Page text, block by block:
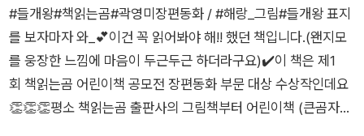
을 일깨워줍니다.작품은 자유와 야생의 매혹적인 배경을 바탕으
로 자유에는 책임이 따르고, 그 길을 선택하는 용기가 필요하다는
교훈을 전달하고 있습니다. 들개의 세계를 통해 삶과 죽음, 우정
과 상실, 꿈과 현실의 경계를 그려내며, 어린 독자뿐만 아니라 어
른 독자에게도 깊은 울림을 선사합니다.달의 여정은 곧 우리 모두
달이 뜨는 날이면 언덕 위에 올라 푸른늑대릐 노래를 부르는데,
그 노래는 차갑지만 또 부드러워서 온 세상을 고요하게 만든다는
거야. 누구든 한 번 이라도 그 노래를 들으면 평생 잊지 못한대.
아빠는 죽기 전에 꼭 그 노래를 듣고 싶다고 몇 번이나 말했지. 4
3.검정고양이가 보여. 검정고양이는 앞서서 힘차게 달리고 있어.
느낄 수 있는 책이다가장 나다운 것인지를 보여주며 주체적인 삶
속고난을 이겨내는 원동력, 용기가 눈부실 만큼 멋지다흥미진진
함 속 눈부신 성장과 감동까지 더한 책자신의 삶을 자유롭게 선택
하고 살아가는 진정한자유를 통해서 독자는 깊은 의미를 느낄 수
있으며변화의 도전에 강한 그의 에너지가 느껴졌다바람을 타고
#들개왕#책읽는곰#곽영미장편동화 / #해랑_그림#들개왕 표지
를 보자마자 와_💕이건 꼭 읽어봐야 해!! 했던 책입니다.(왠지모
를 웅장한 느낌에 마음이 두근두근 하더라구요)✔️이 책은 제1
회 책읽는곰 어린이책 공모전 장편동화 부문 대상 수상작인데요
👏👏👏평소 책읽는곰 출판사의 그림책부터 어린이책 (큰곰자리